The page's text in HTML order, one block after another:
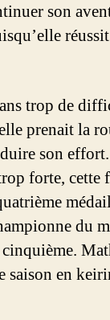
son
trop de
prenait la
son effort.
forte, cette
du
saison en